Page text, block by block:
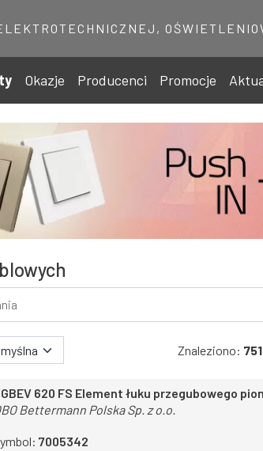
Okazje Producenci Promocje
Znaleziono: 751
620 FS Element łuku przegubowego
Bettermann Polska Sp. z o.o.
7005342